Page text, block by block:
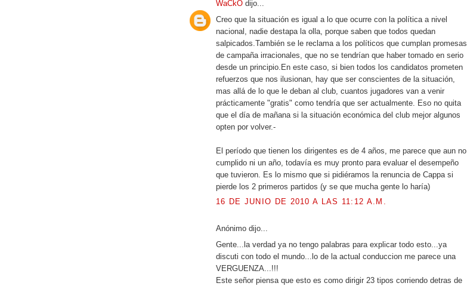
WaCkO dijo...
Creo que la situación es igual a lo que ocurre con la política a nivel
nacional, nadie destapa la olla, porque saben que todos quedan
salpicados.También se le reclama a los políticos que cumplan promesas
de campaña irracionales, que no se tendrían que haber tomado en serio
desde un principio.En este caso, si bien todos los candidatos prometen
refuerzos que nos ilusionan, hay que ser conscientes de la situación,
mas allá de lo que le deban al club, cuantos jugadores van a venir
prácticamente "gratis" como tendría que ser actualmente. Eso no quita
que el día de mañana si la situación económica del club mejor algunos
opten por volver.-
El período que tienen los dirigentes es de 4 años, me parece que aun no
cumplido ni un año, todavía es muy pronto para evaluar el desempeño
que tuvieron. Es lo mismo que si pidiéramos la renuncia de Cappa si
pierde los 2 primeros partidos (y se que mucha gente lo haría)
16 DE JUNIO DE 2010 A LAS 11:12 A.M.
Anónimo dijo...
Gente...la verdad ya no tengo palabras para explicar todo esto...ya
discuti con todo el mundo...lo de la actual conduccion me parece una
VERGUENZA...!!!
Este señor piensa que esto es como dirigir 23 tipos corriendo detras de